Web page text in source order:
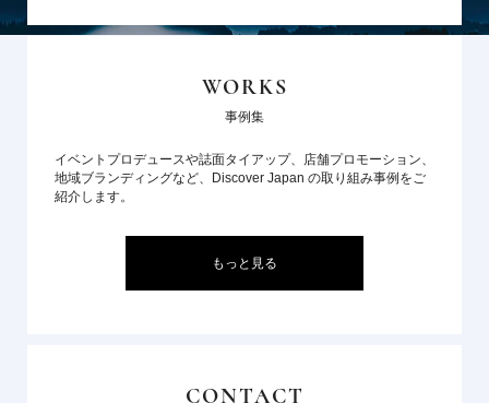
WORKS
事例集
イベントプロデュースや誌面タイアップ、店舗プロモーション、
地域ブランディングなど、Discover Japan の取り組み事例をご
紹介します。
もっと見る
CONTACT